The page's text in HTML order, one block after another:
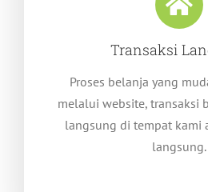
Transaksi
Proses belanja yang
melalui website, transaksi
langsung di tempat kami
langsung.